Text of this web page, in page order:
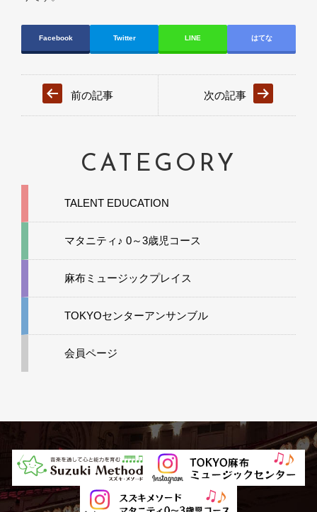
Facebook Twitter LINE はてな
前の記事 次の記事
CATEGORY
TALENT EDUCATION
マタニティ♪ 0～3歳児コース
麻布ミュージックプレイス
TOKYOセンターアンサンブル
会員ページ